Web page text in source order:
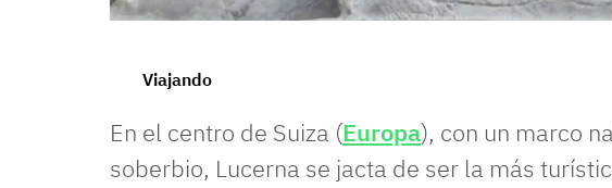
Viajando
En el centro de Suiza (Europa), con un marco
soberbio, Lucerna se jacta de ser la más